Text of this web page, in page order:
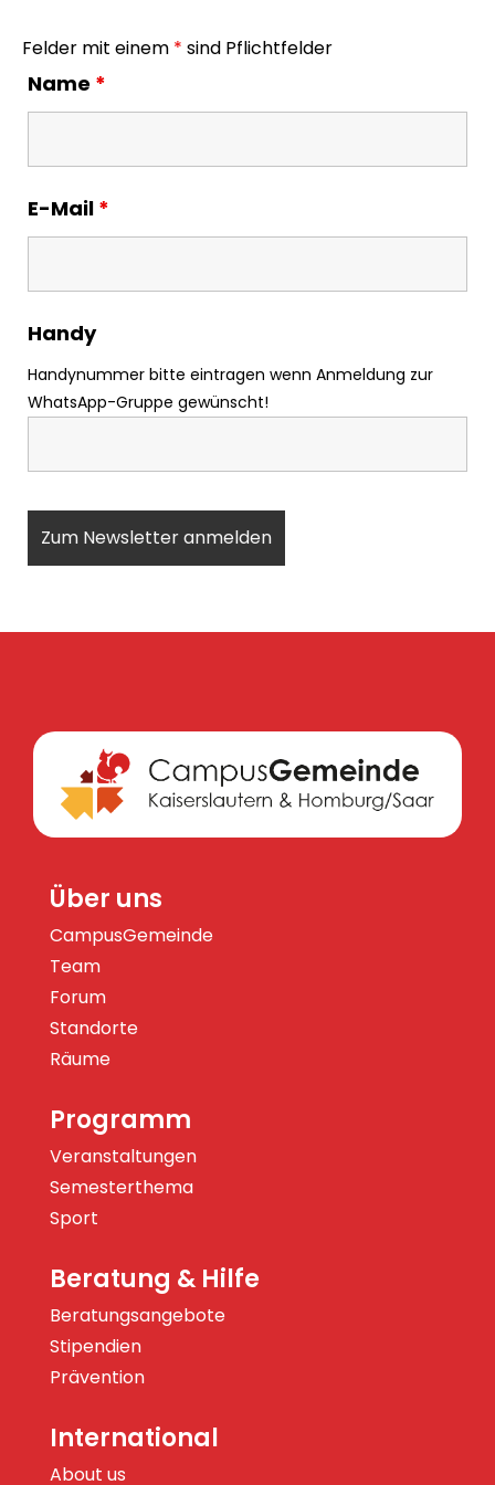
Felder mit einem * sind Pflichtfelder
Name *
E-Mail *
Handy
Handynummer bitte eintragen wenn Anmeldung zur
WhatsApp-Gruppe gewünscht!
Über uns
CampusGemeinde
Team
Forum
Standorte
Räume
Programm
Veranstaltungen
Semesterthema
Sport
Beratung & Hilfe
Beratungsangebote
Stipendien
Prävention
International
About us